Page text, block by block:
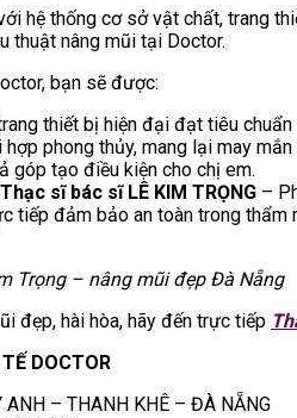
hệ thống cơ sở vật chất, trang
thuật nâng mũi tại Doctor.
bạn sẽ được:
thiết bị hiện đại đạt tiêu
hợp phong thủy, mang lại may
góp tạo điều kiện cho chị em.
Thạc sĩ bác sĩ LÊ KIM TRỌNG –
tiếp đảm bảo an toàn trong thẩm
Trọng – nâng mũi đẹp Đà Nẵng
đẹp, hài hòa, hãy đến trực tiếp
DOCTOR
ANH – THANH KHÊ – ĐÀ NẴNG